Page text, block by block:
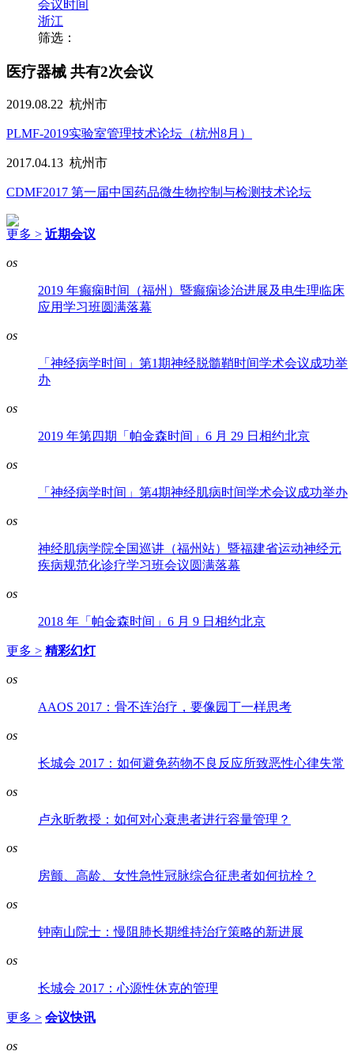
会议时间
浙江
筛选：
医疗器械 共有2次会议
2019.08.22 杭州市
PLMF-2019实验室管理技术论坛（杭州8月）
2017.04.13 杭州市
CDMF2017 第一届中国药品微生物控制与检测技术论坛
更多 > 近期会议
os
2019 年癫痫时间（福州）暨癫痫诊治进展及电生理临床
应用学习班圆满落幕
os
「神经病学时间」第1期神经脱髓鞘时间学术会议成功举
办
os
2019 年第四期「帕金森时间」6 月 29 日相约北京
os
「神经病学时间」第4期神经肌病时间学术会议成功举办
os
神经肌病学院全国巡讲（福州站）暨福建省运动神经元
疾病规范化诊疗学习班会议圆满落幕
os
2018 年「帕金森时间」6 月 9 日相约北京
更多 > 精彩幻灯
os
AAOS 2017：骨不连治疗，要像园丁一样思考
os
长城会 2017：如何避免药物不良反应所致恶性心律失常
os
卢永昕教授：如何对心衰患者进行容量管理？
os
房颤、高龄、女性急性冠脉综合征患者如何抗栓？
os
钟南山院士：慢阻肺长期维持治疗策略的新进展
os
长城会 2017：心源性休克的管理
更多 > 会议快讯
os